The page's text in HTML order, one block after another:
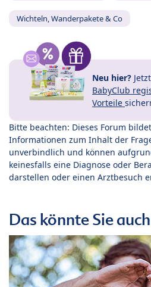
Wichteln, Wanderpakete & Co
Neu hier? Jetzt
BabyClub
Vorteile
Bitte beachten: Dieses Forum
Informationen zum Inhalt der
unverbindlich und können
keinesfalls eine Diagnose oder
darstellen oder einen Arztbesuch
Das könnte Sie